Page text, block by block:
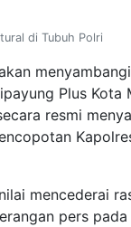
di Tubuh Polri
Plus Kota
resmi
mencederai
pers pada